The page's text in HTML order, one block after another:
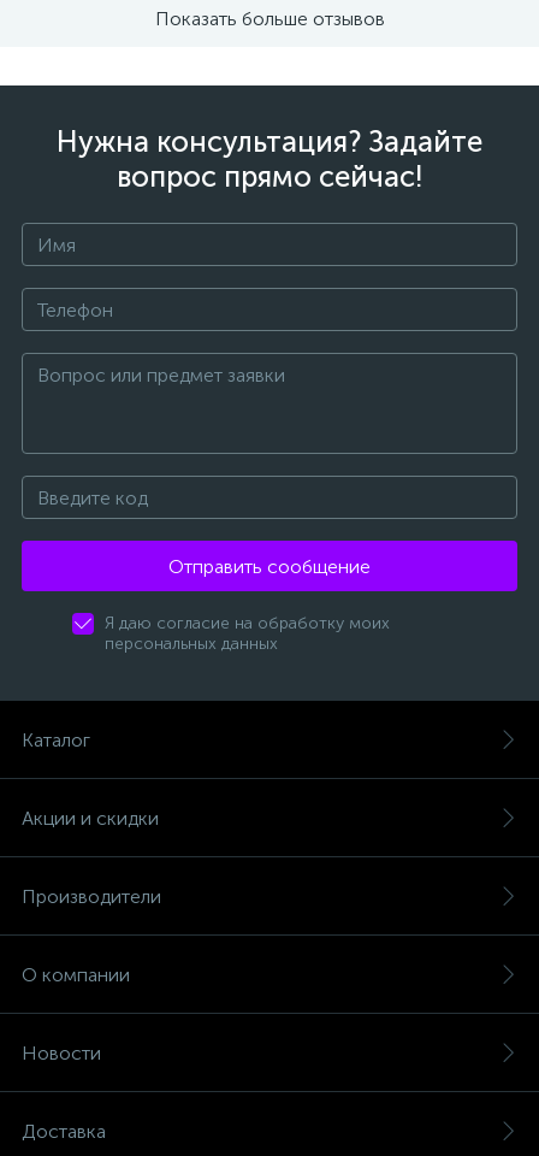
Показать больше отзывов
Нужна консультация? Задайте
вопрос прямо сейчас!
Отправить сообщение
Я даю согласие на обработку моих
персональных данных
Каталог
Акции и скидки
Производители
О компании
Новости
Доставка